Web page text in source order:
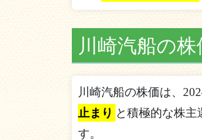
川崎汽船の
川崎汽船の株価は、
止まり と積極的な株
す。